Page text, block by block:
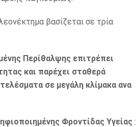
βασίζεται σε τρία
Περίθαλψης επιτρέπει
και παρέχει σταθερά
σε μεγάλη κλίμακα ανα
Φροντίδας Υγείας :